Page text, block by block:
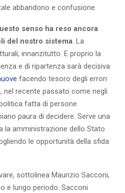
abbandono e confusione.
senso ha reso ancora
del nostro sistema . La
innanzitutto. E proprio la
e di ripartenza sarà decisiva
facendo tesoro degli errori
recente passato come negli
fatta di persone
paura di decidere. Serve una
la amministrazione dello Stato
le opportunità della sfida
sottolinea Maurizio Sacconi,
e lungo periodo. Sacconi